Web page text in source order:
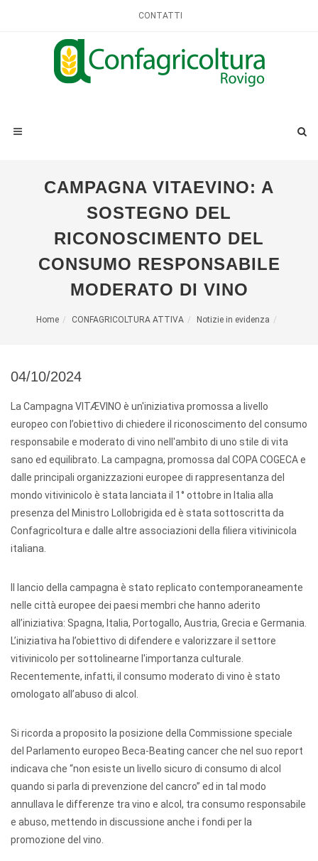
CONTATTI
CAMPAGNA VITAEVINO: A
SOSTEGNO DEL
RICONOSCIMENTO DEL
CONSUMO RESPONSABILE
MODERATO DI VINO
Home CONFAGRICOLTURA ATTIVA Notizie in evidenza
04/10/2024
La Campagna VITÆVINO è un'iniziativa promossa a livello
europeo con l’obiettivo di chiedere il riconoscimento del consumo
responsabile e moderato di vino nell'ambito di uno stile di vita
sano ed equilibrato. La campagna, promossa dal COPA COGECA e
dalle principali organizzazioni europee di rappresentanza del
mondo vitivinicolo è stata lanciata il 1° ottobre in Italia alla
presenza del Ministro Lollobrigida ed è stata sottoscritta da
Confagricoltura e dalle altre associazioni della filiera vitivinicola
italiana.
Il lancio della campagna è stato replicato contemporaneamente
nelle città europee dei paesi membri che hanno aderito
all’iniziativa: Spagna, Italia, Portogallo, Austria, Grecia e Germania.
L’iniziativa ha l’obiettivo di difendere e valorizzare il settore
vitivinicolo per sottolinearne l'importanza culturale.
Recentemente, infatti, il consumo moderato di vino è stato
omologato all’abuso di alcol.
Si ricorda a proposito la posizione della Commissione speciale
del Parlamento europeo Beca-Beating cancer che nel suo report
indicava che “non esiste un livello sicuro di consumo di alcol
quando si parla di prevenzione del cancro” ed in tal modo
annullava le differenze tra vino e alcol, tra consumo responsabile
e abuso, mettendo in discussione anche i fondi per la
promozione del vino.